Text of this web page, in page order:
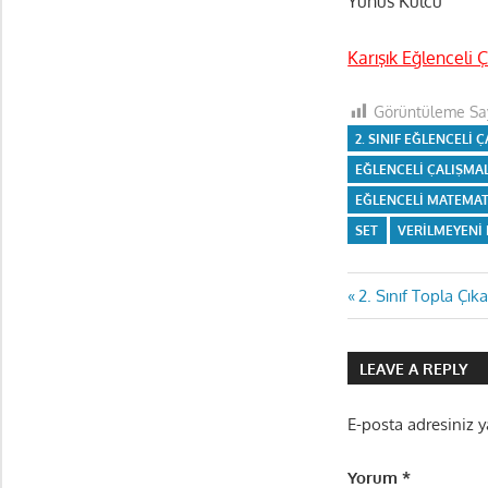
Karışık Eğlenceli
Görüntüleme
2. SINIF EĞLENCELI
EĞLENCELI
EĞLENCELI
SET
VERILMEYENI
Yazı
Previous
Post:
2. Sınıf Topla
LEAVE A REPLY
E-posta adresiniz
Yorum*